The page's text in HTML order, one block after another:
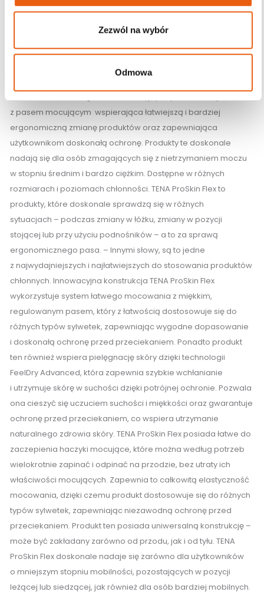
Zezwól na wybór
Odmowa
Pieluchomajtki z pasem mocującym na
nietrzymanie moczu | Flex
z pasem mocującym wspierająca łatwiejszą i bardziej
ergonomiczną zmianę produktów oraz zapewniająca
użytkownikom doskonałą ochronę. Produkty te doskonale
nadają się dla osób zmagających się z nietrzymaniem moczu
w stopniu średnim i bardzo ciężkim. Dostępne w różnych
rozmiarach i poziomach chłonności. TENA ProSkin Flex to
produkty, które doskonale sprawdzą się w różnych
sytuacjach – podczas zmiany w łóżku, zmiany w pozycji
stojącej lub przy użyciu podnośników – a to za sprawą
ergonomicznego pasa. – Innymi słowy, są to jedne
z najwydajniejszych i najłatwiejszych do stosowania produktów
chłonnych. Innowacyjna konstrukcja TENA ProSkin Flex
wykorzystuje system łatwego mocowania z miękkim,
regulowanym pasem, który z łatwością dostosowuje się do
różnych typów sylwetek, zapewniając wygodne dopasowanie
i doskonałą ochronę przed przeciekaniem. Ponadto produkt
ten również wspiera pielęgnację skóry dzięki technologii
FeelDry Advanced, która zapewnia szybkie wchłanianie
i utrzymuje skórę w suchości dzięki potrójnej ochronie. Pozwala
ona cieszyć się uczuciem suchości i miękkości oraz gwarantuje
ochronę przed przeciekaniem, co wspiera utrzymanie
naturalnego zdrowia skóry. TENA ProSkin Flex posiada łatwe do
zaczepienia haczyki mocujące, które można według potrzeb
wielokrotnie zapinać i odpinać na przodzie, bez utraty ich
właściwości mocujących. Zapewnia to całkowitą elastyczność
mocowania, dzięki czemu produkt dostosowuje się do różnych
typów sylwetek, zapewniając niezawodną ochronę przed
przeciekaniem. Produkt ten posiada uniwersalną konstrukcję –
może być zakładany zarówno od przodu, jak i od tyłu. TENA
ProSkin Flex doskonale nadaje się zarówno dla użytkowników
o mniejszym stopniu mobilności, pozostających w pozycji
leżącej lub siedzącej, jak również dla osób bardziej mobilnych.